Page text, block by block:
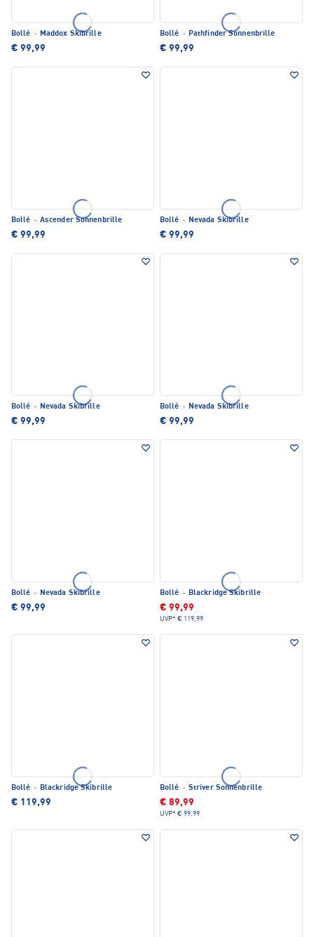
Bollé · Maddox Skibrille
€ 99,99
Bollé · Pathfinder Sonnenbrille
€ 99,99
Bollé · Ascender Sonnenbrille
€ 99,99
Bollé · Nevada Skibrille
€ 99,99
Bollé · Nevada Skibrille
€ 99,99
Bollé · Nevada Skibrille
€ 99,99
Bollé · Nevada Skibrille
€ 99,99
Bollé · Blackridge Skibrille
€ 99,99
UVP* € 119,99
Bollé · Blackridge Skibrille
€ 119,99
Bollé · Striver Sonnenbrille
€ 89,99
UVP* € 99,99